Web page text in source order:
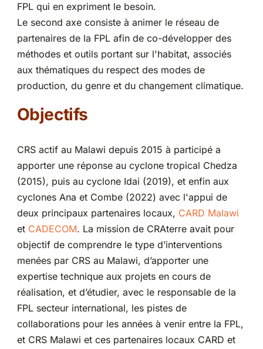
FPL qui en expriment le besoin.
Le second axe consiste à animer le réseau de
partenaires de la FPL afin de co-développer des
méthodes et outils portant sur l'habitat, associés
aux thématiques du respect des modes de
production, du genre et du changement climatique.
Objectifs
CRS actif au Malawi depuis 2015 à participé a
apporter une réponse au cyclone tropical Chedza
(2015), puis au cyclone Idai (2019), et enfin aux
cyclones Ana et Combe (2022) avec l'appui de
deux principaux partenaires locaux, CARD Malawi
et CADECOM. La mission de CRAterre avait pour
objectif de comprendre le type d’interventions
menées par CRS au Malawi, d’apporter une
expertise technique aux projets en cours de
réalisation, et d’étudier, avec le responsable de la
FPL secteur international, les pistes de
collaborations pour les années à venir entre la FPL,
et CRS Malawi et ces partenaires locaux CARD et